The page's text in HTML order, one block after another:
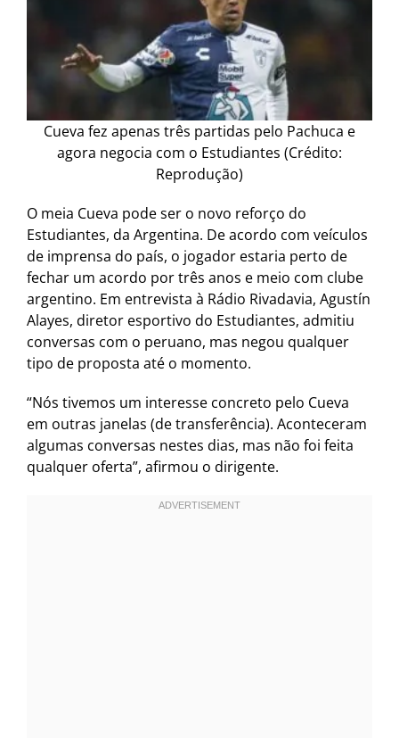
Cueva fez apenas três partidas pelo Pachuca e
agora negocia com o Estudiantes (Crédito:
Reprodução)
O meia Cueva pode ser o novo reforço do
Estudiantes, da Argentina. De acordo com veículos
de imprensa do país, o jogador estaria perto de
fechar um acordo por três anos e meio com clube
argentino. Em entrevista à Rádio Rivadavia, Agustín
Alayes, diretor esportivo do Estudiantes, admitiu
conversas com o peruano, mas negou qualquer
tipo de proposta até o momento.
“Nós tivemos um interesse concreto pelo Cueva
em outras janelas (de transferência). Aconteceram
algumas conversas nestes dias, mas não foi feita
qualquer oferta”, afirmou o dirigente.